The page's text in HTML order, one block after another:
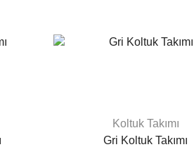
Koltuk Takımı
Gri Koltuk Takımı